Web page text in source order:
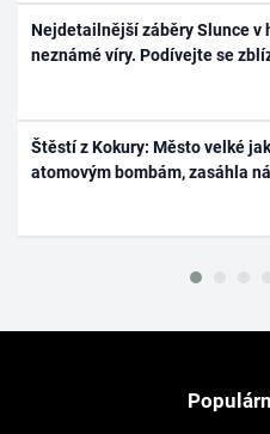
Nejdetailnější záběry Slunce v
neznámé víry. Podívejte se
Štěstí z Kokury: Město velké
atomovým bombám, zasáhla